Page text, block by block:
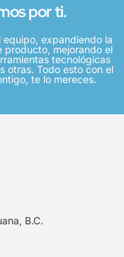
por ti.
expandiendo la
producto, mejorando el
tecnológicas
otras. Todo esto con el
te lo mereces.
B.C.